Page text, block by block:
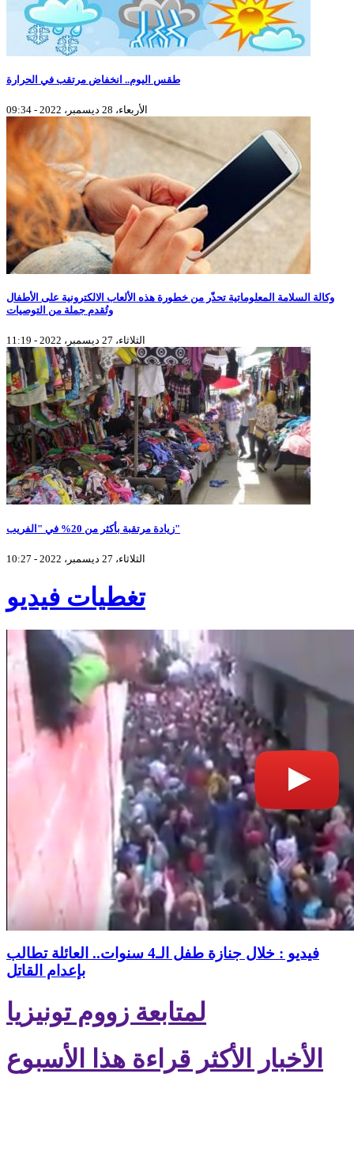
طقس اليوم.. انخفاض مرتقب في الحرارة
الأربعاء، 28 ديسمبر، 2022 - 09:34
وكالة السلامة المعلوماتية تحذّر من خطورة هذه الألعاب الالكترونية على الأطفال
وتُقدم جملة من التوصيات
الثلاثاء، 27 ديسمبر، 2022 - 11:19
زيادة مرتقبة بأكثر من 20% في "الفريب"
الثلاثاء، 27 ديسمبر، 2022 - 10:27
تغطيات فيديو
فيديو : خلال جنازة طفل الـ4 سنوات.. العائلة تطالب
بإعدام القاتل
لمتابعة زووم تونيزيا
الأخبار الأكثر قراءة هذا الأسبوع